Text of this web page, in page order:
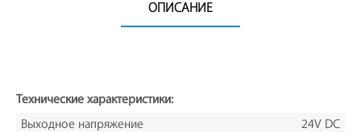
ОПИСАНИЕ
Технические характеристики:
Выходное напряжение
24V DC